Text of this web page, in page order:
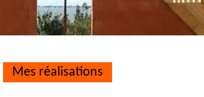
Mes réalisations